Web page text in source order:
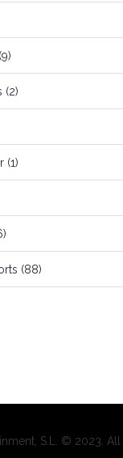
(9)
(2)
(1)
(88)
S.L. © 2023.